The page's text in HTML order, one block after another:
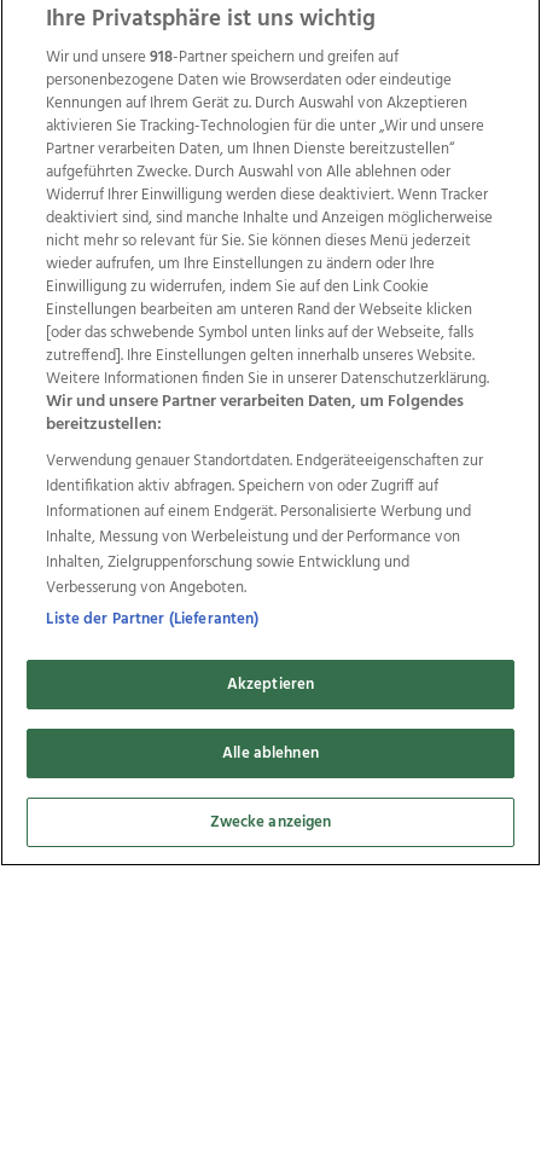
1
Bilder
Eisschießen, 01.01.1970
2
Bilder
Herbstwanderung, 07.11.2021
9
Ihre Privatsphäre ist uns wichtig
Wir und unsere918-Partner speichern und greifen auf
personenbezogene Daten wie Browserdaten oder eindeutige
Kennungen auf Ihrem Gerät zu. Durch Auswahl von Akzeptieren
aktivieren Sie Tracking-Technologien für die unter „Wir und unsere
Partner verarbeiten Daten, um Ihnen Dienste bereitzustellen“
aufgeführten Zwecke. Durch Auswahl von Alle ablehnen oder
Widerruf Ihrer Einwilligung werden diese deaktiviert. Wenn Tracker
deaktiviert sind, sind manche Inhalte und Anzeigen möglicherweise
nicht mehr so relevant für Sie. Sie können dieses Menü jederzeit
wieder aufrufen, um Ihre Einstellungen zu ändern oder Ihre
Einwilligung zu widerrufen, indem Sie auf den Link Cookie
Einstellungen bearbeiten am unteren Rand der Webseite klicken
[oder das schwebende Symbol unten links auf der Webseite, falls
zutreffend]. Ihre Einstellungen gelten innerhalb unseres Website.
Weitere Informationen finden Sie in unserer Datenschutzerklärung.
Wir und unsere Partner verarbeiten Daten, um Folgendes
bereitzustellen:
Verwendung genauer Standortdaten. Endgeräteeigenschaften zur
Identifikation aktiv abfragen. Speichern von oder Zugriff auf
Informationen auf einem Endgerät. Personalisierte Werbung und
Inhalte, Messung von Werbeleistung und der Performance von
Inhalten, Zielgruppenforschung sowie Entwicklung und
Verbesserung von Angeboten.
Liste der Partner (Lieferanten)
Akzeptieren
Alle ablehnen
Zwecke anzeigen